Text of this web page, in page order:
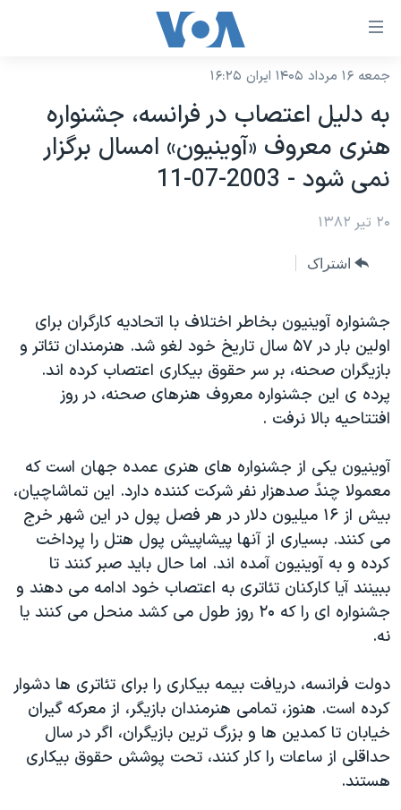
لینکهای
دسترسی
جهش
محتوای
اصلی
به
صفحه
به
جستجو
نسخه سبک وب‌سایت
موضوع ها
ایران
آمریکا
جهان
گزیده‌ها
ویژه برنامه‌ها
ویدیوها
فرهنگ و زندگی
اقتصادی
علم و فناوری
اسرائیل در جنگ
گالری عکس
آرشیو پخش زنده
برنامه های تلویزیونی
جدول برنامه ها
صفحه‌های ویژه
عملیات خشم حماسی
۲۵۰سالگی آمریکا
بایگانی برنامه‌های تلویزیونی
مستندها
حمله جمهوری اسلامی به اسرائیل
رمز مهسا
ورزش زنان در ایران
اعتراضات زن، زندگی، آزادی
مجموعه مستندهای دادخواهی
دادگاه حمید نوری
چهل سال گروگان‌گیری
قانون شفافیت دارائی کادر رهبری ایران
پخش رادیویی
یادگیری زبان انگلیسی
دنبال کنید
زبانهای مختلف
جمعه ۱۶ مرداد ۱۴۰۵ ایران ۱۶:۲۵
به دليل اعتصاب در فرانسه، جشنواره
هنری معروف «آوينيون» امسال برگزار
نمی شود - 2003-07-11
۲۰ تیر ۱۳۸۲
اشتراک
جشنواره آوينيون بخاطر اختلاف با اتحاديه کارگران برای
اولين بار در ۵۷ سال تاريخ خود لغو شد. هنرمندان تئاتر و
بازيگران صحنه، بر سر حقوق بيکاری اعتصاب کرده اند.
پرده ی اين جشنواره معروف هنرهای صحنه، در روز
افتتاحيه بالا نرفت .
آوينيون يکی از جشنواره های هنری عمده جهان است که
معمولا چندً صدهزار نفر شرکت کننده دارد. اين تماشاچيان،
بيش از ۱۶ ميليون دلار در هر فصل پول در اين شهر خرج
می کنند. بسياری از آنها پيشاپيش پول هتل را پرداخت
کرده و به آوينيون آمده اند. اما حال بايد صبر کنند تا
ببينند آيا کارکنان تئاتری به اعتصاب خود ادامه می دهند و
جشنواره ای را که ۲۰ روز طول می کشد منحل می کنند يا
نه.
دولت فرانسه، دريافت بيمه بيکاری را برای تئاتری ها دشوار
کرده است. هنوز، تمامی هنرمندان بازيگر، از معرکه گيران
خيابان تا کمدين ها و بزرگ ترين بازيگران، اگر در سال
حداقلی از ساعات را کار کنند، تحت پوشش حقوق بيکاری
هستند.